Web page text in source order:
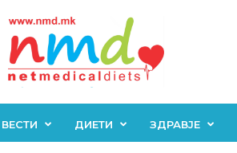
ВЕСТИ ДИЕТИ ЗДРАВЈЕ